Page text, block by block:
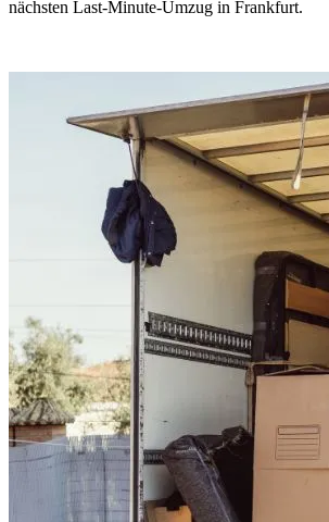
nächsten Last-Minute-Umzug in Frankfurt.